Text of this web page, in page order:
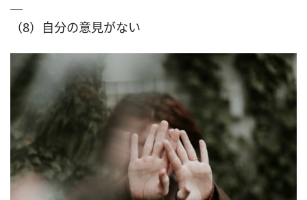
（8）自分の意見がない